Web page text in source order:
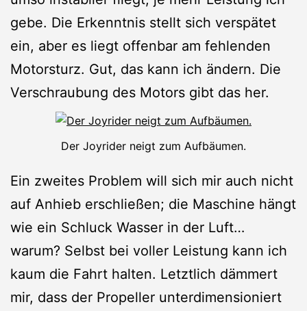
gebe. Die Erkenntnis stellt sich verspätet
ein, aber es liegt offenbar am fehlenden
Motorsturz. Gut, das kann ich ändern. Die
Verschraubung des Motors gibt das her.
Der Joyrider neigt zum Aufbäumen.
Ein zweites Problem will sich mir auch nicht
auf Anhieb erschließen; die Maschine hängt
wie ein Schluck Wasser in der Luft…
warum? Selbst bei voller Leistung kann ich
kaum die Fahrt halten. Letztlich dämmert
mir, dass der Propeller unterdimensioniert